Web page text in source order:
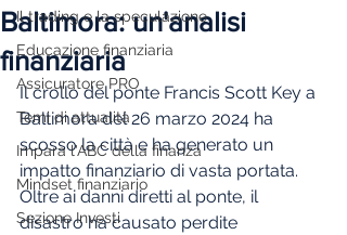
Il trading e la speculazione
Educazione finanziaria
Assicuratore PRO
Temi di attualità
Impara l'ABC della finanza
Mindset finanziario
Sezione Investi
Baltimora: un'analisi
finanziaria
Il crollo del ponte Francis Scott Key a
Baltimora del 26 marzo 2024 ha
scosso la città e ha generato un
impatto finanziario di vasta portata.
Oltre ai danni diretti al ponte, il
disastro ha causato perdite